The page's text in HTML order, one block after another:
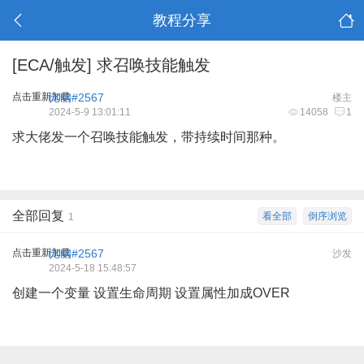
教程分享
[ECA/触发] 求召唤技能触发
点击重新加载 楼主
比幽#2567
14058 1
2024-5-9 13:01:11
求大佬发一个召唤技能触发，带持续时间那种。
倒序浏览
看全部
全部回复 1
点击重新加载 沙发
比幽#2567
2024-5-18 15:48:57
创建一个变量 设置生命周期 设置属性加成OVER